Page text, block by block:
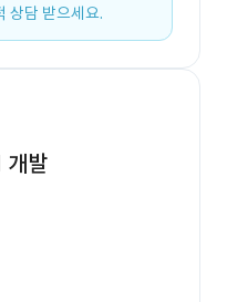
상담 받으세요.
발